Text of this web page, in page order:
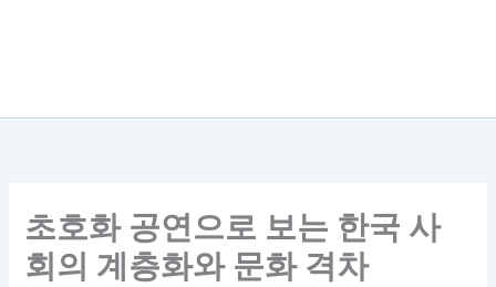
초호화 공연으로 보는 한국 사
회의 계층화와 문화 격차